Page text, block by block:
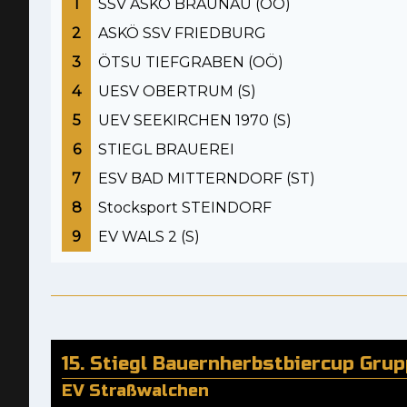
1
SSV ASKÖ BRAUNAU (OÖ)
2
ASKÖ SSV FRIEDBURG
3
ÖTSU TIEFGRABEN (OÖ)
4
UESV OBERTRUM (S)
5
UEV SEEKIRCHEN 1970 (S)
6
STIEGL BRAUEREI
7
ESV BAD MITTERNDORF (ST)
8
Stocksport STEINDORF
9
EV WALS 2 (S)
15. Stiegl Bauernherbstbiercup
EV Straßwalchen